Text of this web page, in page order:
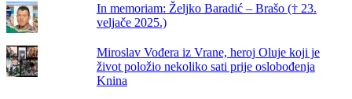
In memoriam: Željko Baradić – Brašo († 23.
veljače 2025.)
Miroslav Vođera iz Vrane, heroj Oluje koji je
život položio nekoliko sati prije oslobođenja
Knina